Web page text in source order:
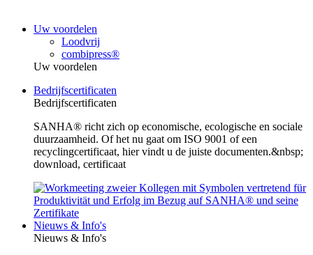
Uw voordelen
Loodvrij
combipress®
Uw voordelen
Bedrijfscertificaten
Bedrijfscertificaten
SANHA® richt zich op economische, ecologische en sociale
duurzaamheid. Of het nu gaat om ISO 9001 of een
recyclingcertificaat, hier vindt u de juiste documenten.&nbsp;
download, certificaat
Nieuws & Info's
Nieuws & Info's